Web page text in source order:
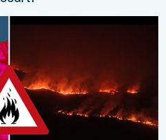
Clima e Ambiente. . .